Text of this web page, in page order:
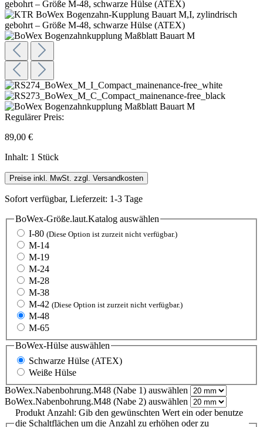
Regulärer Preis:
89,00 €
Inhalt: 1 Stück
Preise inkl. MwSt. zzgl. Versandkosten
Sofort verfügbar, Lieferzeit: 1-3 Tage
BoWex-Größe.laut.Katalog auswählen
I-80 (Diese Option ist zurzeit nicht verfügbar.)
M-14
M-19
M-24
M-28
M-38
M-42 (Diese Option ist zurzeit nicht verfügbar.)
M-48
M-65
BoWex-Hülse auswählen
Schwarze Hülse (ATEX)
Weiße Hülse
BoWex.Nabenbohrung.M48 (Nabe 1) auswählen
BoWex.Nabenbohrung.M48 (Nabe 2) auswählen
Produkt Anzahl: Gib den gewünschten Wert ein oder benutze
die Schaltflächen um die Anzahl zu erhöhen oder zu